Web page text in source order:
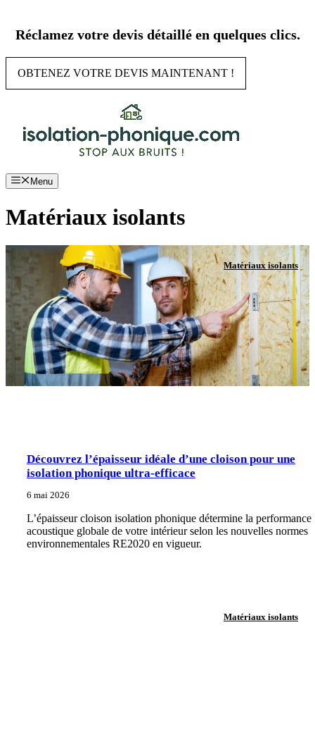
contenu
Réclamez votre devis détaillé en quelques clics.
OBTENEZ VOTRE DEVIS MAINTENANT !
Menu
Matériaux isolants
Matériaux isolants
Découvrez l’épaisseur idéale d’une cloison pour une
isolation phonique ultra-efficace
6 mai 2026
L’épaisseur cloison isolation phonique détermine la performance
acoustique globale de votre intérieur selon les nouvelles normes
environnementales RE2020 en vigueur.
Matériaux isolants